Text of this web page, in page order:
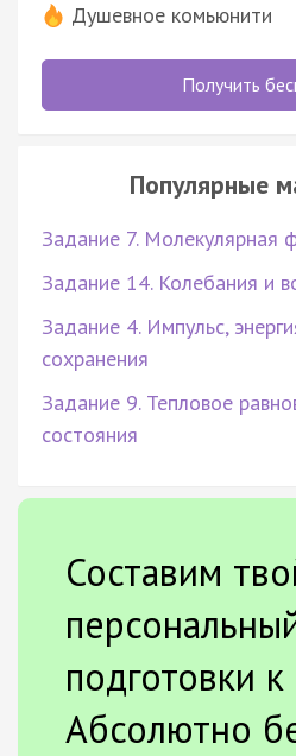
Душевное комьюнити
Получить
Популярные
Задание 7. Молекулярная
Задание 14. Колебания и
Задание 4. Импульс,
сохранения
Задание 9. Тепловое
состояния
Составим
подготовки
Абсолютно